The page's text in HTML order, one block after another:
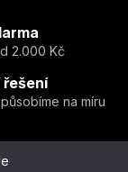
2.000 Kč
řešení
na míru